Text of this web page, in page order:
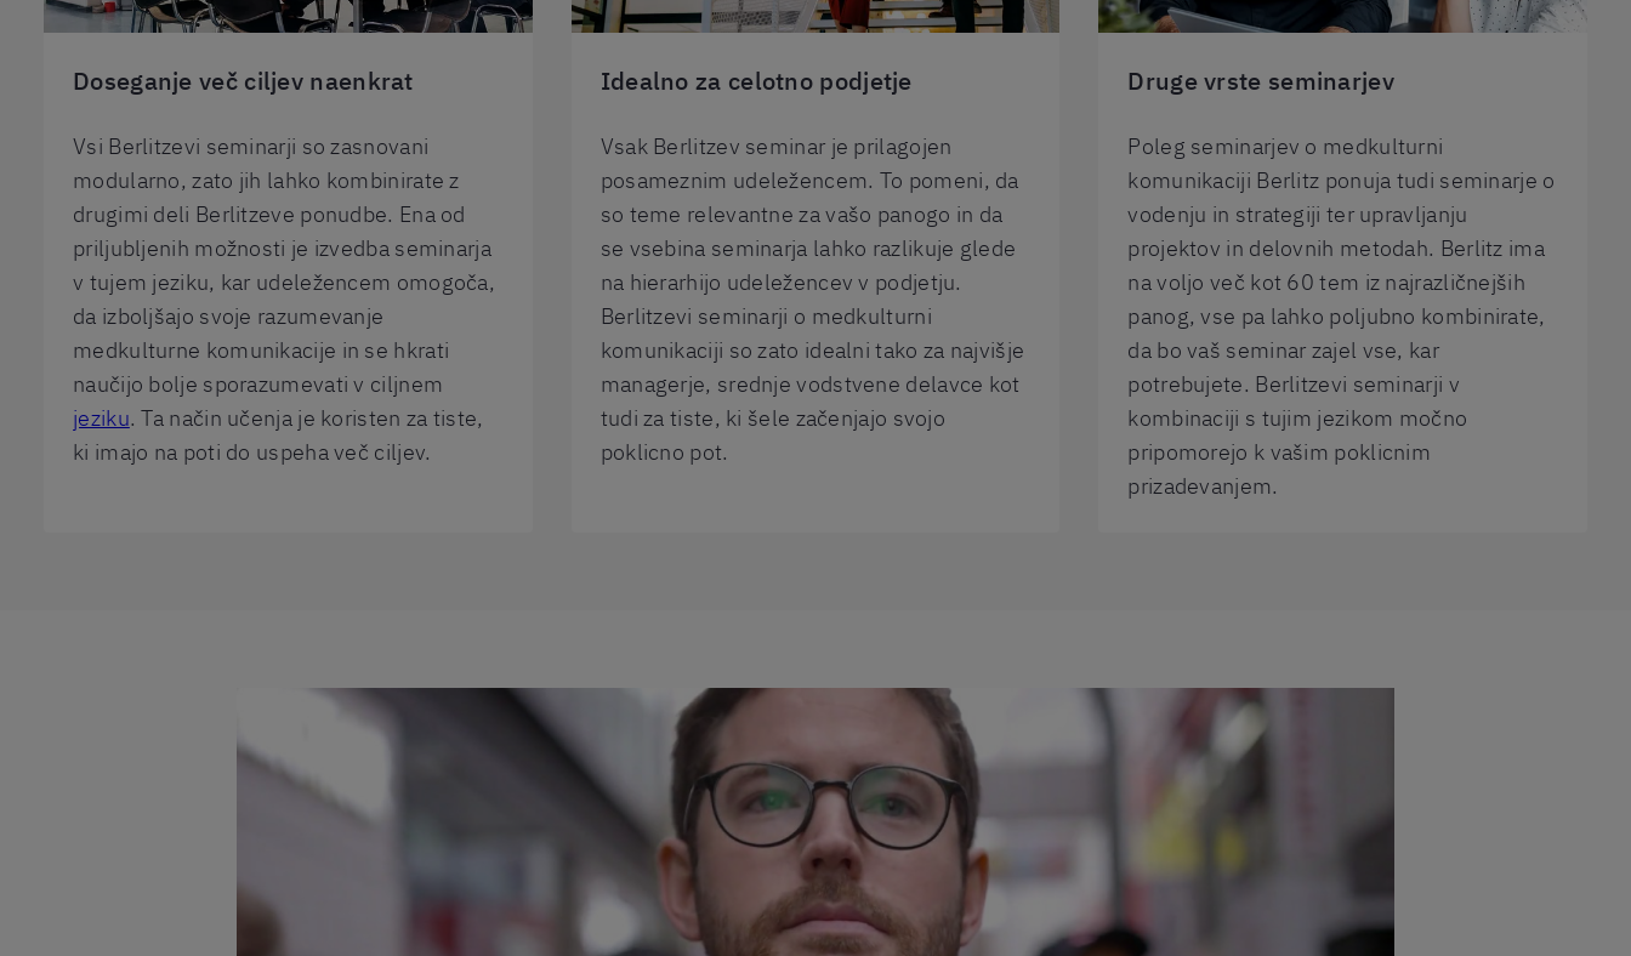
Doseganje več ciljev naenkrat
Vsi Berlitzevi seminarji so zasnovani
modularno, zato jih lahko kombinirate z
drugimi deli Berlitzeve ponudbe. Ena od
priljubljenih možnosti je izvedba seminarja
v tujem jeziku, kar udeležencem omogoča,
da izboljšajo svoje razumevanje
medkulturne komunikacije in se hkrati
naučijo bolje sporazumevati v ciljnem
jeziku. Ta način učenja je koristen za tiste,
ki imajo na poti do uspeha več ciljev.
Idealno za celotno podjetje
Vsak Berlitzev seminar je prilagojen
posameznim udeležencem. To pomeni, da
so teme relevantne za vašo panogo in da
se vsebina seminarja lahko razlikuje glede
na hierarhijo udeležencev v podjetju.
Berlitzevi seminarji o medkulturni
komunikaciji so zato idealni tako za najvišje
managerje, srednje vodstvene delavce kot
tudi za tiste, ki šele začenjajo svojo
poklicno pot.
Druge vrste seminarjev
Poleg seminarjev o medkulturni
komunikaciji Berlitz ponuja tudi seminarje o
vodenju in strategiji ter upravljanju
projektov in delovnih metodah. Berlitz ima
na voljo več kot 60 tem iz najrazličnejših
panog, vse pa lahko poljubno kombinirate,
da bo vaš seminar zajel vse, kar
potrebujete. Berlitzevi seminarji v
kombinaciji s tujim jezikom močno
pripomorejo k vašim poklicnim
prizadevanjem.